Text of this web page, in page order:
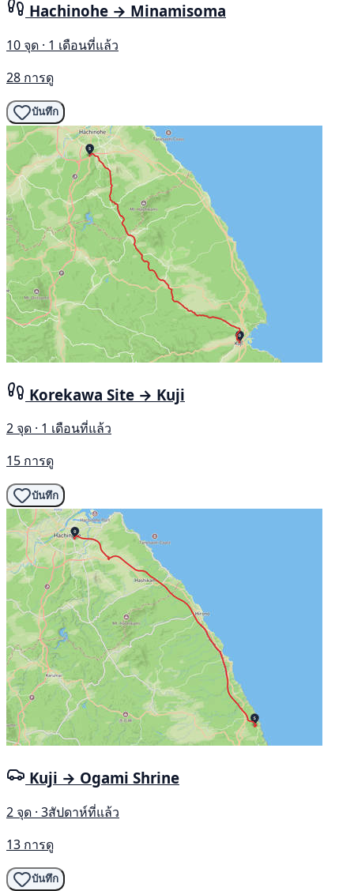
Hachinohe → Minamisoma
10 จุด · 1 เดือนที่แล้ว
28 การดู
บันทึก
Korekawa Site → Kuji
2 จุด · 1 เดือนที่แล้ว
15 การดู
บันทึก
Kuji → Ogami Shrine
2 จุด · 3สัปดาห์ที่แล้ว
13 การดู
บันทึก